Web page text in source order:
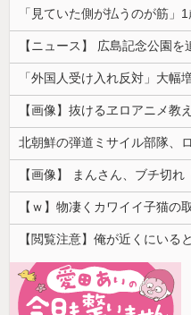
「外国人受け入れ反対」大
【画像】抜けるヱロアニメ教
【ｗ】物凄くカワイイ子猫の
【閲覧注意】俺が近くにいる